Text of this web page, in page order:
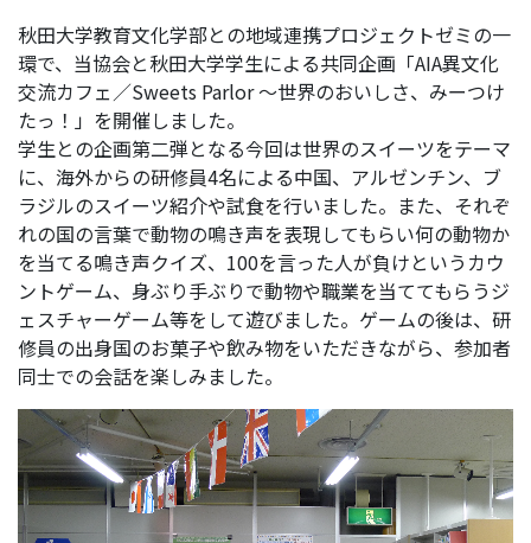
秋田大学教育文化学部との地域連携プロジェクトゼミの一
環で、当協会と秋田大学学生による共同企画「AIA異文化
交流カフェ／Sweets Parlor ～世界のおいしさ、みーつけ
たっ！」を開催しました。
学生との企画第二弾となる今回は世界のスイーツをテーマ
に、海外からの研修員4名による中国、アルゼンチン、ブ
ラジルのスイーツ紹介や試食を行いました。また、それぞ
れの国の言葉で動物の鳴き声を表現してもらい何の動物か
を当てる鳴き声クイズ、100を言った人が負けというカウ
ントゲーム、身ぶり手ぶりで動物や職業を当ててもらうジ
ェスチャーゲーム等をして遊びました。ゲームの後は、研
修員の出身国のお菓子や飲み物をいただきながら、参加者
同士での会話を楽しみました。